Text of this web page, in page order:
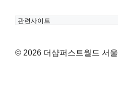
© 2026 더샵퍼스트월드 서울